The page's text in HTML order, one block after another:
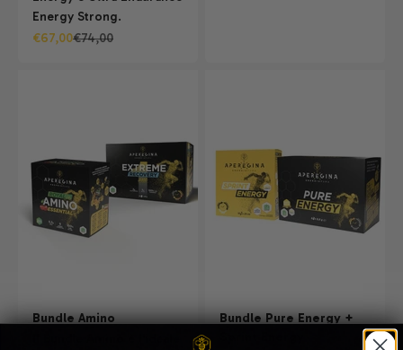
Energy Strong.
Prezzo scontato
€67,00Prezzo
€74,00
Bundle Amino
Bundle Pure Energy +